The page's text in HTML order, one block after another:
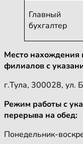
Главный
бухгалтер
Место нахождения
филиалов с
г.Тула, 300028, ул.
Режим работы с
перерыва на обед:
Понедельник-